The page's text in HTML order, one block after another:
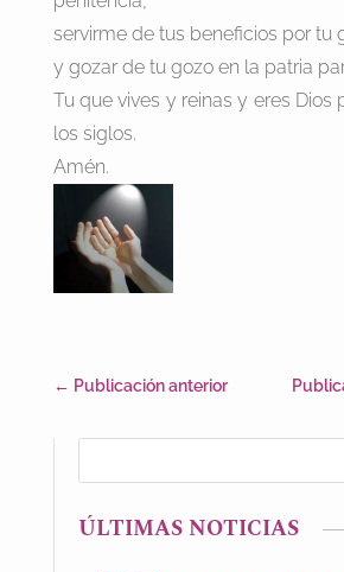
servirme de tus beneficios por tu
y gozar de tu gozo en la patria
Tu que vives y reinas y eres Dios
los siglos.
Amén.
← Publicación anterior
ÚLTIMAS NOTICIAS